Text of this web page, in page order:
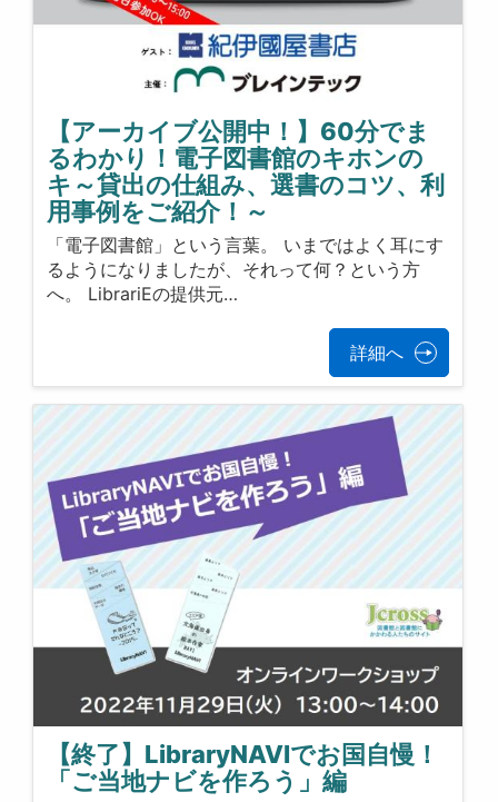
【アーカイブ公開中！】60分でま
るわかり！電子図書館のキホンの
キ～貸出の仕組み、選書のコツ、利
用事例をご紹介！～
「電子図書館」という言葉。 いまではよく耳にす
るようになりましたが、それって何？という方
へ。 LibrariEの提供元…
詳細へ
【終了】LibraryNAVIでお国自慢！
「ご当地ナビを作ろう」編